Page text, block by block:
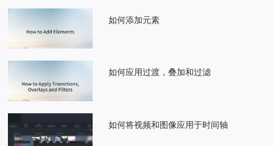
如何添加元素
如何应用过渡，叠加和过滤
如何将视频和图像应用于时间轴